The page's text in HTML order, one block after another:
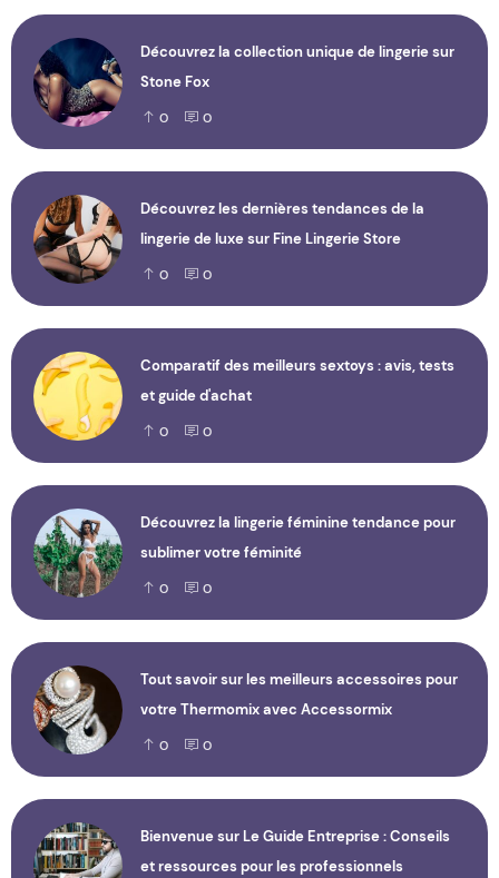
Découvrez la collection unique de lingerie sur
Stone Fox
0 0
Découvrez les dernières tendances de la
lingerie de luxe sur Fine Lingerie Store
0 0
Comparatif des meilleurs sextoys : avis, tests
et guide d'achat
0 0
Découvrez la lingerie féminine tendance pour
sublimer votre féminité
0 0
Tout savoir sur les meilleurs accessoires pour
votre Thermomix avec Accessormix
0 0
Bienvenue sur Le Guide Entreprise : Conseils
et ressources pour les professionnels